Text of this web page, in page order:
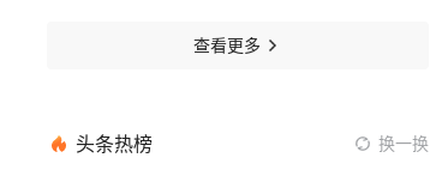
查看更多
头条热榜 换一换